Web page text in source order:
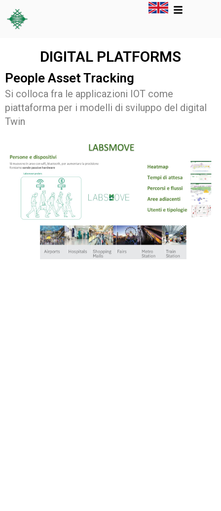
DIGITAL PLATFORMS
People Asset Tracking
Si colloca fra le applicazioni IOT come
piattaforma per i modelli di sviluppo del digital
Twin